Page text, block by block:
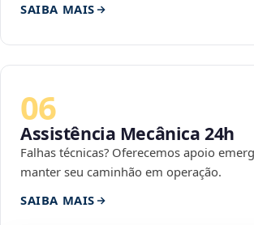
SAIBA MAIS
06
Assistência Mecânica 24h
Falhas técnicas? Oferecemos apoio
manter seu caminhão em operação.
SAIBA MAIS